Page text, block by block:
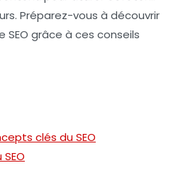
Préparez-vous à découvrir
grâce à ces conseils
clés du SEO